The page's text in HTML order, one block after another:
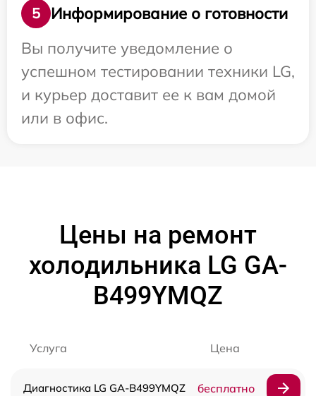
5
Информирование о готовности
Вы получите уведомление о
успешном тестировании техники LG,
и курьер доставит ее к вам домой
или в офис.
Цены на ремонт
холодильника LG GA-
B499YMQZ
Услуга Цена
Диагностика LG GA-B499YMQZ бесплатно